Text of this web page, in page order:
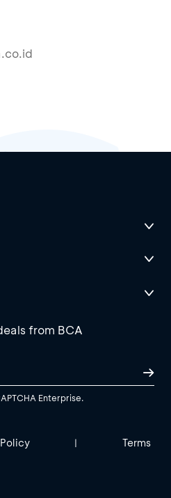
from BCA
Enterprise.
Policy | Terms